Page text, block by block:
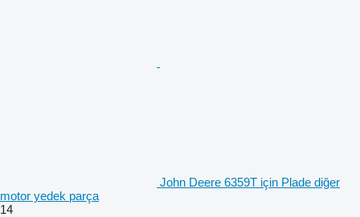
John Deere 6359T için Plade diğer
motor yedek parça
14